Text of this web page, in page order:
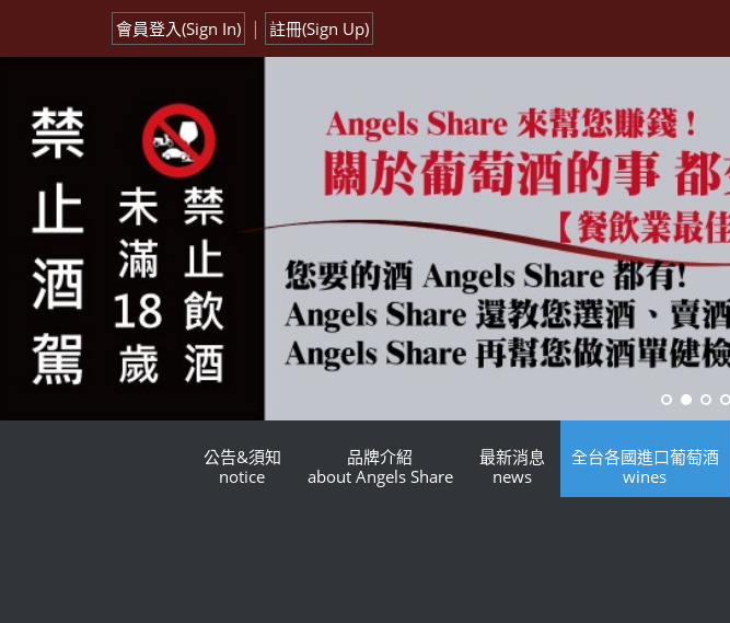
會員登入(Sign In) | 註冊(Sign Up)
公告&須知
notice
品牌介紹
about Angels Share
最新消息
news
全台各國進口葡萄酒
wines